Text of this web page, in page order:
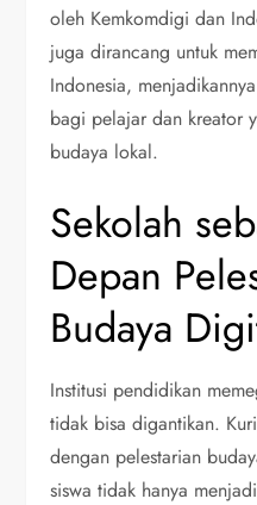
oleh Kemkomdigi dan
juga dirancang untuk
Indonesia,
bagi pelajar dan kreator
budaya lokal.
Sekolah
Depan
Budaya
Institusi pendidikan
tidak bisa digantikan.
dengan pelestarian
siswa tidak hanya